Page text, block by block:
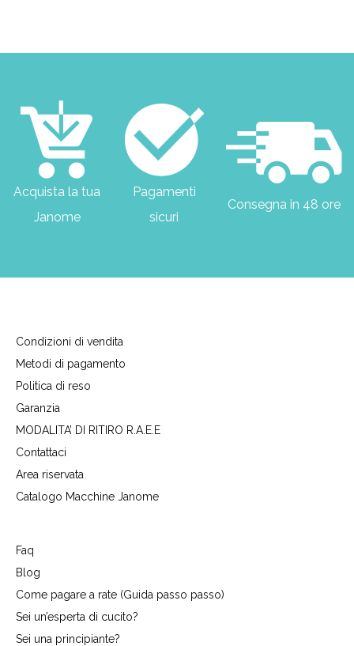
Acquista la tua
Janome
Pagamenti
sicuri
Consegna in 48 ore
Condizioni di vendita
Metodi di pagamento
Politica di reso
Garanzia
MODALITA’ DI RITIRO R.A.E.E
Contattaci
Area riservata
Catalogo Macchine Janome
Faq
Blog
Come pagare a rate (Guida passo passo)
Sei un’esperta di cucito?
Sei una principiante?